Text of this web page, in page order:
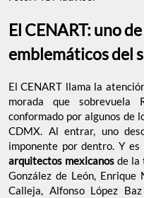
El CENART: uno
emblemáticos del
El CENART llama la
morada que sobrevuela
conformado por algunos de
CDMX. Al entrar, uno
imponente por dentro. Y
arquitectos mexicanosde la
González de León,
Calleja, Alfonso López